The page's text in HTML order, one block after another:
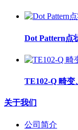
Dot Pattern点
TE102-Q 畸
关于我们
公司简介